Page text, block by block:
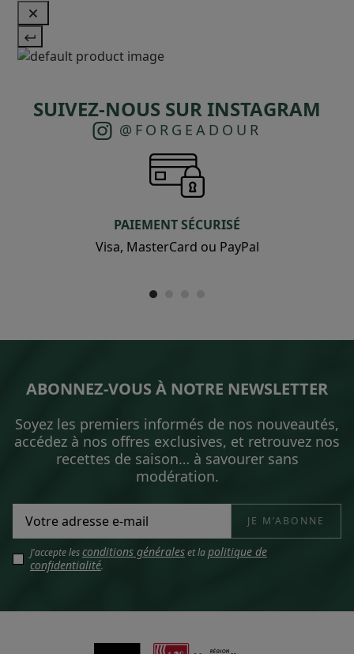
SUIVEZ-NOUS SUR INSTAGRAM
@FORGEADOUR
PAIEMENT SÉCURISÉ
Visa, MasterCard ou PayPal
ABONNEZ-VOUS À NOTRE NEWSLETTER
Soyez les premiers informés de nos nouveautés,
accédez à nos offres exclusives, et retrouvez nos
recettes de saison… à savourer sans
modération.
J'accepte lesconditions généraleset lapolitique de
confidentialité.